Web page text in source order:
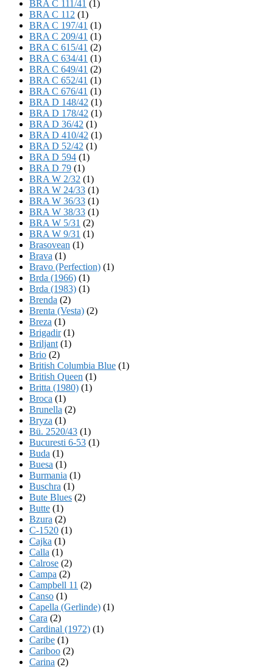
BRA C 111/41 (1)
BRA C 112 (1)
BRA C 197/41 (1)
BRA C 209/41 (1)
BRA C 615/41 (2)
BRA C 634/41 (1)
BRA C 649/41 (2)
BRA C 652/41 (1)
BRA C 676/41 (1)
BRA D 148/42 (1)
BRA D 178/42 (1)
BRA D 36/42 (1)
BRA D 410/42 (1)
BRA D 52/42 (1)
BRA D 594 (1)
BRA D 79 (1)
BRA W 2/32 (1)
BRA W 24/33 (1)
BRA W 36/33 (1)
BRA W 38/33 (1)
BRA W 5/31 (2)
BRA W 9/31 (1)
Brasovean (1)
Brava (1)
Bravo (Perfection) (1)
Brda (1966) (1)
Brda (1983) (1)
Brenda (2)
Brenta (Vesta) (2)
Breza (1)
Brigadir(1)
Briljant (1)
Brio (2)
British Columbia Blue (1)
British Queen (1)
Britta (1980) (1)
Broca (1)
Brunella (2)
Bryza (1)
Bü. 2520/43 (1)
Bucuresti 6-53 (1)
Buda (1)
Buesa (1)
Burmania (1)
Buschra (1)
Bute Blues (2)
Butte (1)
Bzura (2)
C-1520 (1)
Cajka (1)
Calla (1)
Calrose (2)
Campa (2)
Campbell 11 (2)
Canso (1)
Capella (Gerlinde) (1)
Cara (2)
Cardinal (1972) (1)
Caribe (1)
Cariboo (2)
Carina (2)